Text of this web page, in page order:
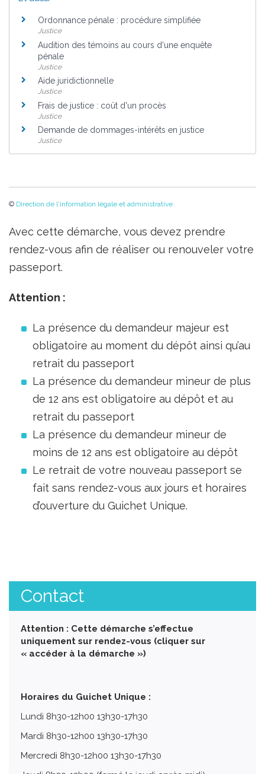
Ordonnance pénale : procédure simplifiée
Justice
Audition des témoins au cours d'une enquête
pénale
Justice
Aide juridictionnelle
Justice
Frais de justice : coût d'un procès
Justice
Demande de dommages-intérêts en justice
Justice
© Direction de l'information légale et administrative
Avec cette démarche, vous devez prendre
rendez-vous afin de réaliser ou renouveler votre
passeport.
Attention :
La présence du demandeur majeur est
obligatoire au moment du dépôt ainsi qu’au
retrait du passeport
La présence du demandeur mineur de plus
de 12 ans est obligatoire au dépôt et au
retrait du passeport
La présence du demandeur mineur de
moins de 12 ans est obligatoire au dépôt
Le retrait de votre nouveau passeport se
fait sans rendez-vous aux jours et horaires
d’ouverture du Guichet Unique.
Contact
Attention : Cette démarche s’effectue
uniquement sur rendez-vous (cliquer sur
« accéder à la démarche »)
Horaires du Guichet Unique :
Lundi 8h30-12h00 13h30-17h30
Mardi 8h30-12h00 13h30-17h30
Mercredi 8h30-12h00 13h30-17h30